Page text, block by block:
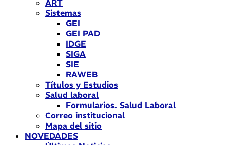
ART
Sistemas
GEI
GEI PAD
IDGE
SIGA
SIE
RAWEB
Títulos y Estudios
Salud laboral
Formularios. Salud Laboral
Correo institucional
Mapa del sitio
NOVEDADES